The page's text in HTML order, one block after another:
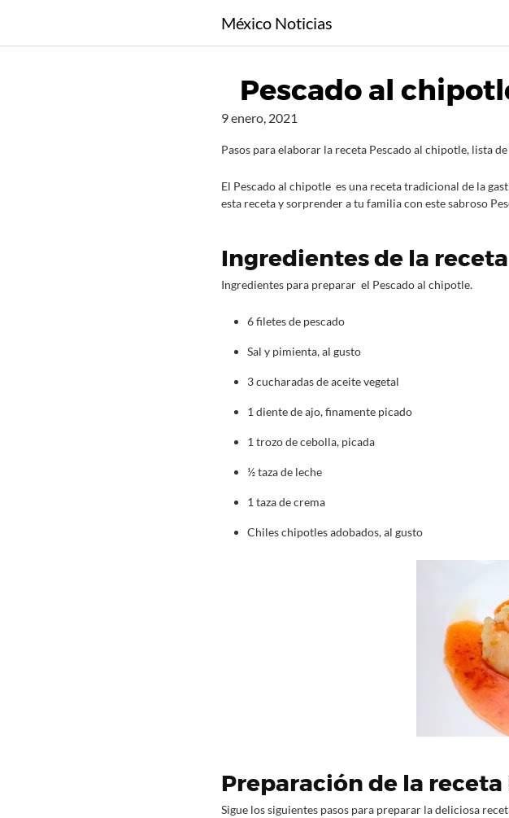
l
México Noticias
Pescado al
9 enero, 2021
Pasos para elaborar la receta Pescado al chipotle, lista
El Pescado al chipotle es una receta tradicional de la
esta receta y sorprender a tu familia con este sabroso
Ingredientes de la
Ingredientes para preparar el Pescado al chipotle.
6 filetes de pescado
Sal y pimienta, al gusto
3 cucharadas de aceite vegetal
1 diente de ajo, finamente picado
1 trozo de cebolla, picada
½ taza de leche
1 taza de crema
Chiles chipotles adobados, al gusto
Preparación de la
Sigue los siguientes pasos para preparar la deliciosa